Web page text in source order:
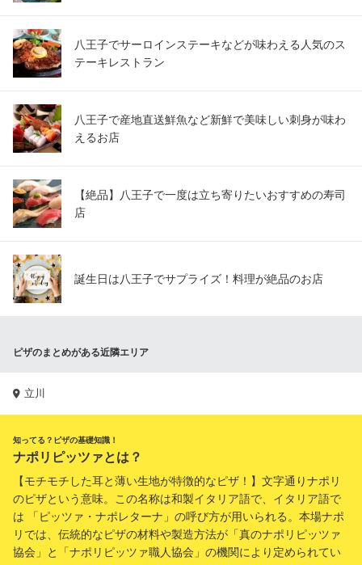
八王子でサーロインステーキなどが味わえる人気のス
テーキレストラン
八王子で産地直送鮮魚など新鮮で美味しい刺身が味わ
えるお店
【絶品】八王子で一度は立ち寄りたいおすすめの寿司
店
誕生日は八王子でサプライズ！料理が絶品のお店
ピザのまとめがある近隣エリア
立川
知ってる？ピザの基礎知識！
ナポリピッツァとは？
【モチモチした耳と薄い生地が特徴的なピザ！】文字通りナポリ
のピザという意味。この名称は和製イタリア語で、イタリア語で
は 「ピッツァ・ナポレターナ」の呼び方が用いられる。本場ナポ
リでは、伝統的なピザの材料や製造方法が「真のナポリピッツァ
協会」と「ナポリピッツァ職人協会」の機関により定められてい